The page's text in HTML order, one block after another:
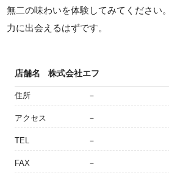
無二の味わいを体験してみてください
力に出会えるはずです。
店舗名 株式会社エフ
住所 －
アクセス －
TEL －
FAX －